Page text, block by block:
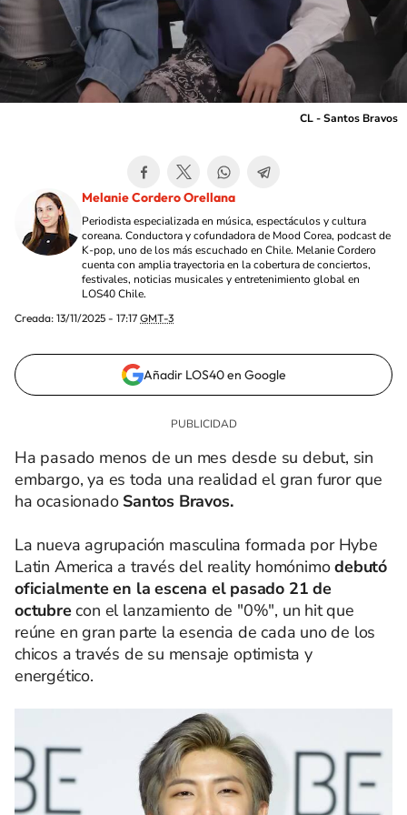
CL - Santos Bravos
Melanie Cordero Orellana
Periodista especializada en música, espectáculos y cultura
coreana. Conductora y cofundadora de Mood Corea, podcast de
K-pop, uno de los más escuchado en Chile. Melanie Cordero
cuenta con amplia trayectoria en la cobertura de conciertos,
festivales, noticias musicales y entretenimiento global en
LOS40 Chile.
Creada: 13/11/2025 - 17:17 GMT-3
Añadir LOS40 en Google
Ha pasado menos de un mes desde su debut, sin
embargo, ya es toda una realidad el gran furor que
ha ocasionado Santos Bravos.
La nueva agrupación masculina formada por Hybe
Latin America a través del reality homónimodebutó
oficialmente en la escena el pasado 21 de
octubrecon el lanzamiento de "0%", un hit que
reúne en gran parte la esencia de cada uno de los
chicos a través de su mensaje optimista y
energético.